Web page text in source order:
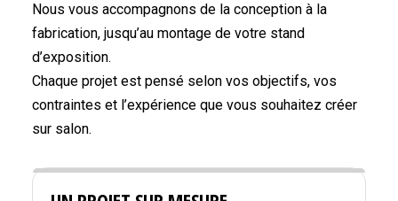
Nous vous accompagnons de la conception à la
fabrication, jusqu’au montage de votre stand
d’exposition.
Chaque projet est pensé selon vos objectifs, vos
contraintes et l’expérience que vous souhaitez créer
sur salon.